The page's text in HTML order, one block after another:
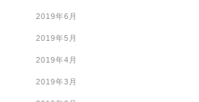
2019年6月
2019年5月
2019年4月
2019年3月